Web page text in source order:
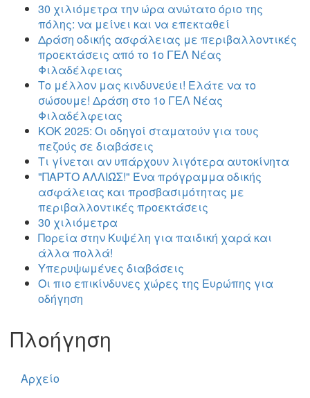
30 χιλιόμετρα την ώρα ανώτατο όριο της
πόλης: να μείνει και να επεκταθεί
Δράση οδικής ασφάλειας με περιβαλλοντικές
προεκτάσεις από το 1ο ΓΕΛ Νέας
Φιλαδέλφειας
Το μέλλον μας κινδυνεύει! Ελάτε να το
σώσουμε! Δράση στο 1ο ΓΕΛ Νέας
Φιλαδέλφειας
ΚΟΚ 2025: Οι οδηγοί σταματούν για τους
πεζούς σε διαβάσεις
Τι γίνεται αν υπάρχουν λιγότερα αυτοκίνητα
"ΠΑΡΤΟ ΑΛΛΙΏΣ!" Ένα πρόγραμμα οδικής
ασφάλειας και προσβασιμότητας με
περιβαλλοντικές προεκτάσεις
30 χιλιόμετρα
Πορεία στην Κυψέλη για παιδική χαρά και
άλλα πολλά!
Υπερυψωμένες διαβάσεις
Οι πιο επικίνδυνες χώρες της Ευρώπης για
οδήγηση
Πλοήγηση
Αρχείο